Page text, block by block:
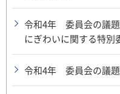
令和4年 委員会の議
にぎわいに関する特別
令和4年 委員会の議